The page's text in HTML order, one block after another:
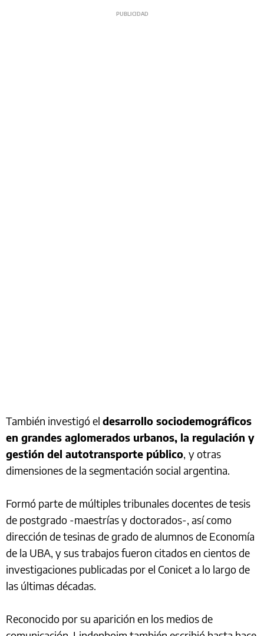
También investigó el desarrollo sociodemográficos
en grandes aglomerados urbanos, la regulación y
gestión del autotransporte público, y otras
dimensiones de la segmentación social argentina.
Formó parte de múltiples tribunales docentes de tesis
de postgrado -maestrías y doctorados-, así como
dirección de tesinas de grado de alumnos de Economía
de la UBA, y sus trabajos fueron citados en cientos de
investigaciones publicadas por el Conicet a lo largo de
las últimas décadas.
Reconocido por su aparición en los medios de